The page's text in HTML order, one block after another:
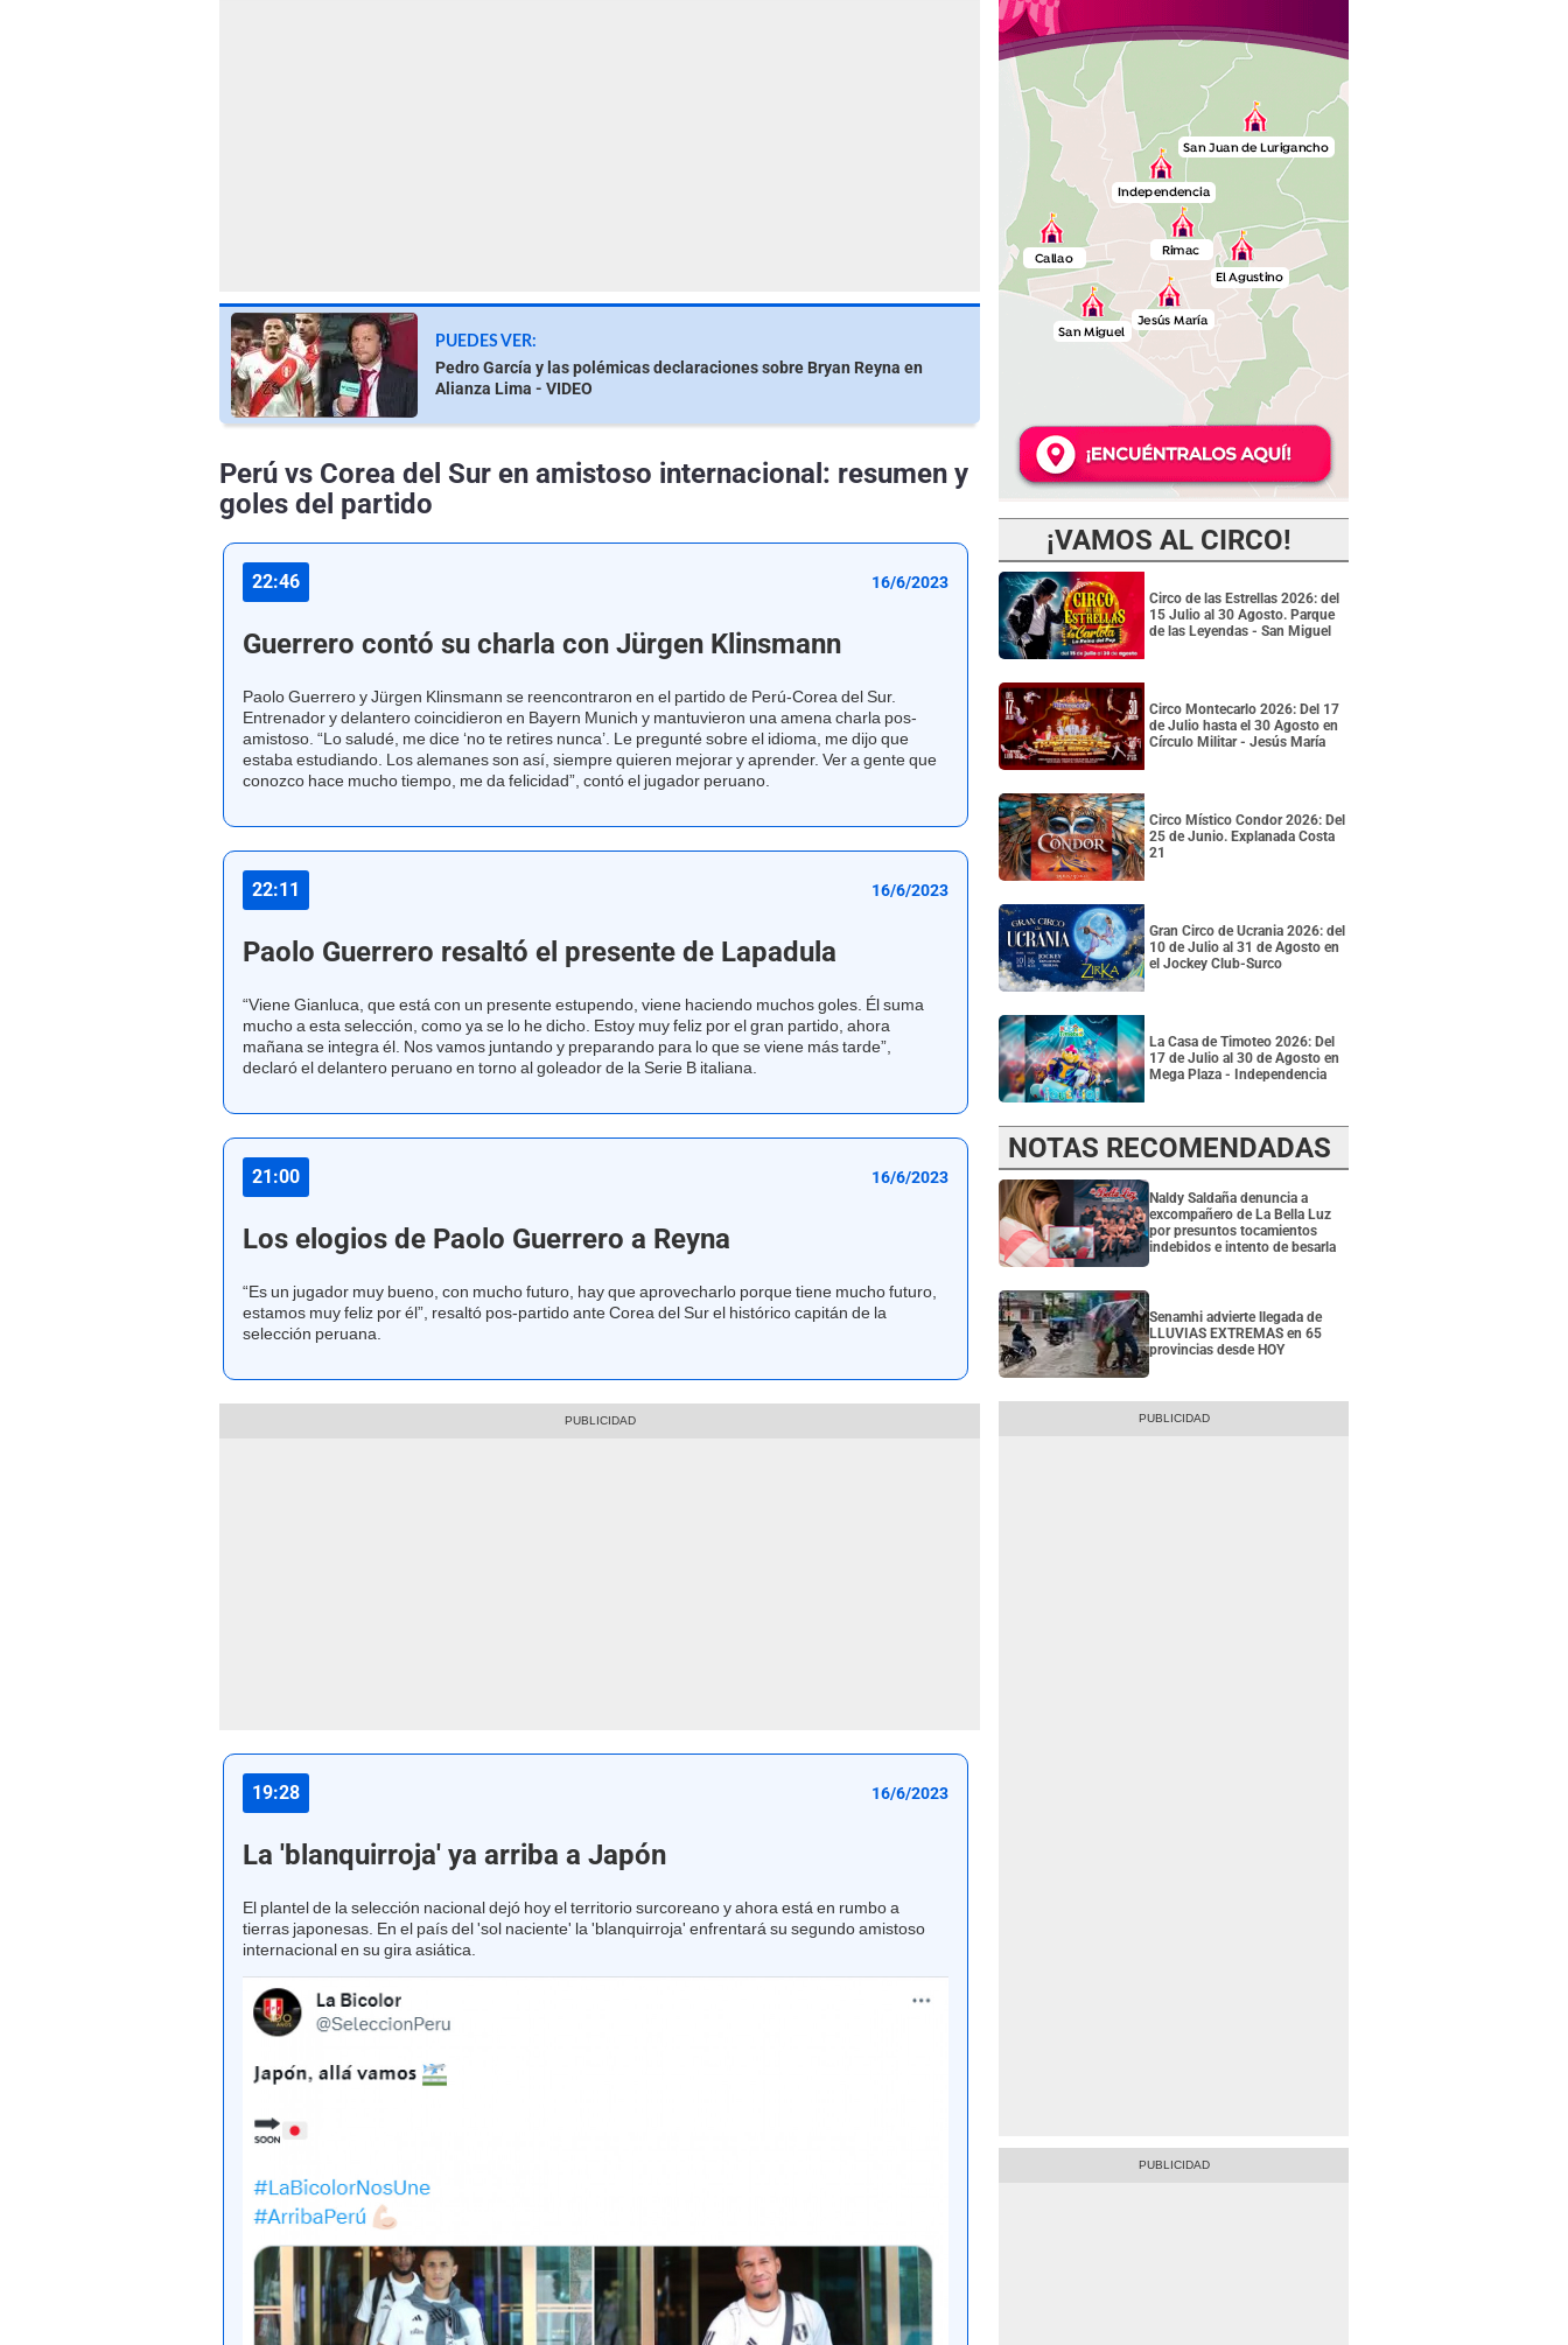
PUEDES VER:
Pedro García y las polémicas declaraciones sobre Bryan Reyna en
Alianza Lima - VIDEO
Perú vs Corea del Sur en amistoso internacional: resumen y
goles del partido
22:46 16/6/2023
Guerrero contó su charla con Jürgen Klinsmann
Paolo Guerrero y Jürgen Klinsmann se reencontraron en el partido de Perú-Corea del Sur.
Entrenador y delantero coincidieron en Bayern Munich y mantuvieron una amena charla pos-
amistoso. “Lo saludé, me dice ‘no te retires nunca’. Le pregunté sobre el idioma, me dijo que
estaba estudiando. Los alemanes son así, siempre quieren mejorar y aprender. Ver a gente que
conozco hace mucho tiempo, me da felicidad”, contó el jugador peruano.
22:11 16/6/2023
Paolo Guerrero resaltó el presente de Lapadula
“Viene Gianluca, que está con un presente estupendo, viene haciendo muchos goles. Él suma
mucho a esta selección, como ya se lo he dicho. Estoy muy feliz por el gran partido, ahora
mañana se integra él. Nos vamos juntando y preparando para lo que se viene más tarde”,
declaró el delantero peruano en torno al goleador de la Serie B italiana.
21:00 16/6/2023
Los elogios de Paolo Guerrero a Reyna
“Es un jugador muy bueno, con mucho futuro, hay que aprovecharlo porque tiene mucho futuro,
estamos muy feliz por él”, resaltó pos-partido ante Corea del Sur el histórico capitán de la
selección peruana.
19:28 16/6/2023
La 'blanquirroja' ya arriba a Japón
El plantel de la selección nacional dejó hoy el territorio surcoreano y ahora está en rumbo a
tierras japonesas. En el país del 'sol naciente' la 'blanquirroja' enfrentará su segundo amistoso
internacional en su gira asiática.
¡VAMOS AL CIRCO!
Circo de las Estrellas 2026: del
15 Julio al 30 Agosto. Parque
de las Leyendas - San Miguel
Circo Montecarlo 2026: Del 17
de Julio hasta el 30 Agosto en
Círculo Militar - Jesús María
Circo Místico Condor 2026: Del
25 de Junio. Explanada Costa
21
Gran Circo de Ucrania 2026: del
10 de Julio al 31 de Agosto en
el Jockey Club-Surco
La Casa de Timoteo 2026: Del
17 de Julio al 30 de Agosto en
Mega Plaza - Independencia
NOTAS RECOMENDADAS
Naldy Saldaña denuncia a
excompañero de La Bella Luz
por presuntos tocamientos
indebidos e intento de besarla
Senamhi advierte llegada de
LLUVIAS EXTREMAS en 65
provincias desde HOY